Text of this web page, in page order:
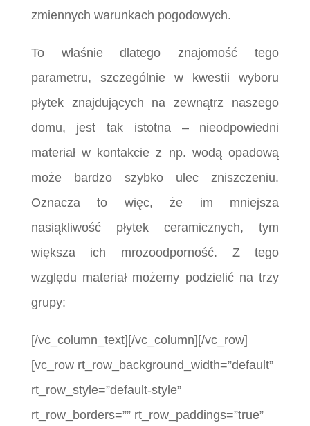
zmiennych warunkach pogodowych.
To właśnie dlatego znajomość tego
parametru, szczególnie w kwestii wyboru
płytek znajdujących na zewnątrz naszego
domu, jest tak istotna – nieodpowiedni
materiał w kontakcie z np. wodą opadową
może bardzo szybko ulec zniszczeniu.
Oznacza to więc, że im mniejsza
nasiąkliwość płytek ceramicznych, tym
większa ich mrozoodporność. Z tego
względu materiał możemy podzielić na trzy
grupy:
[/vc_column_text][/vc_column][/vc_row]
[vc_row rt_row_background_width=”default”
rt_row_style=”default-style”
rt_row_borders=”” rt_row_paddings=”true”